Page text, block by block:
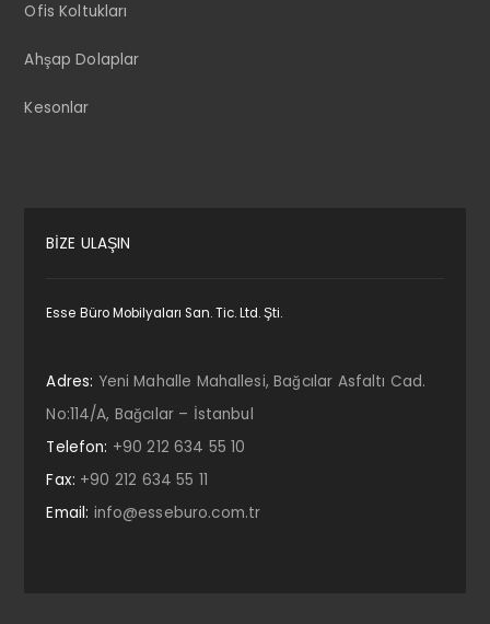
Ofis Koltukları
Ahşap Dolaplar
Kesonlar
BİZE ULAŞIN
Esse Büro Mobilyaları San. Tic. Ltd. Şti.
Adres: Yeni Mahalle Mahallesi, Bağcılar Asfaltı Cad.
No:114/A, Bağcılar – İstanbul
Telefon: +90 212 634 55 10
Fax: +90 212 634 55 11
Email: info@esseburo.com.tr